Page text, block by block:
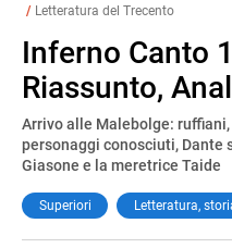
Letteratura del Trecento
Inferno Canto
Riassunto,
Arrivo alle Malebolge:
personaggi conosciuti, Dante
Giasone e la meretrice Taide
Superiori Letteratura,